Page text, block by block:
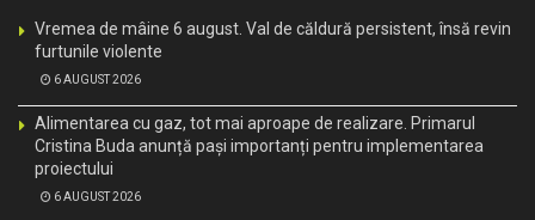
Vremea de mâine 6 august. Val de căldură persistent, însă revin
furtunile violente
6 AUGUST 2026
Alimentarea cu gaz, tot mai aproape de realizare. Primarul
Cristina Buda anunță pași importanți pentru implementarea
proiectului
6 AUGUST 2026